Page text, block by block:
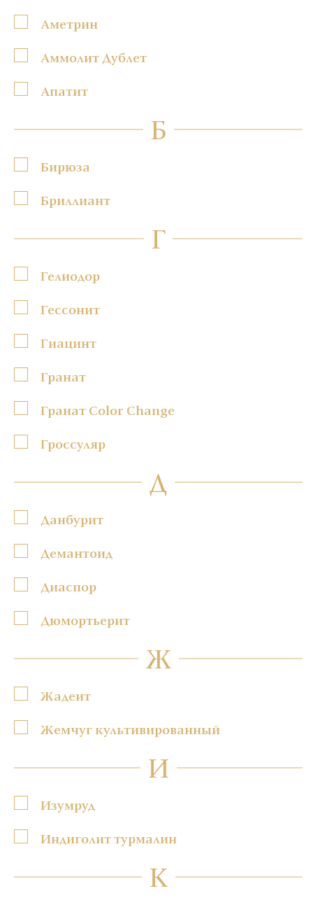
Аметрин
Аммолит Дублет
Апатит
Б
Бирюза
Бриллиант
Г
Гелиодор
Гессонит
Гиацинт
Гранат
Гранат Color Change
Гроссуляр
Д
Данбурит
Демантоид
Диаспор
Дюмортьерит
Ж
Жадеит
Жемчуг культивированный
И
Изумруд
Индиголит турмалин
К